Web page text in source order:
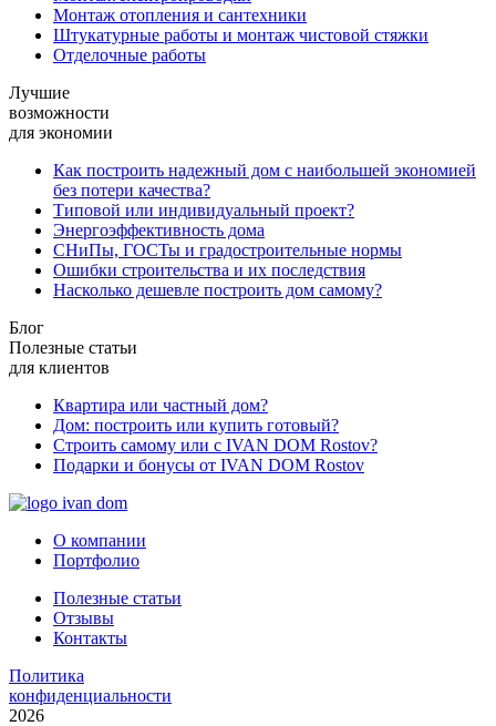
Монтаж отопления и сантехники
Штукатурные работы и монтаж чистовой стяжки
Отделочные работы
Лучшие
возможности
для экономии
Как построить надежный дом с наибольшей экономией
без потери качества?
Типовой или индивидуальный проект?
Энергоэффективность дома
СНиПы, ГОСТы и градостроительные нормы
Ошибки строительства и их последствия
Насколько дешевле построить дом самому?
Блог
Полезные статьи
для клиентов
Квартира или частный дом?
Дом: построить или купить готовый?
Строить самому или с IVAN DOM Rostov?
Подарки и бонусы от IVAN DOM Rostov
О компании
Портфолио
Полезные статьи
Отзывы
Контакты
Политика
конфиденциальности
2026